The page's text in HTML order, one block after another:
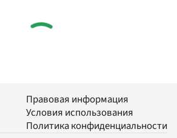
Правовая информация
Условия использования
Политика конфиденциальности